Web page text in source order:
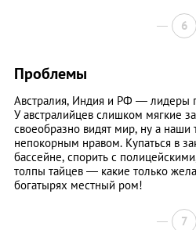
6
Проблемы
Австралия, Индия и РФ — лидеры
У австралийцев слишком мягкие
своеобразно видят мир, ну а наши
непокорным нравом. Купаться в
бассейне, спорить с
толпы тайцев — какие только
богатырях местный ром!
7